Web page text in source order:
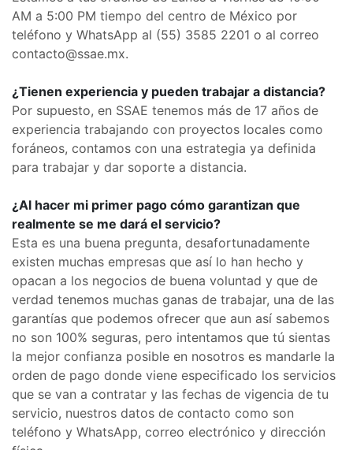
AM a 5:00 PM tiempo del centro de México por
teléfono y WhatsApp al (55) 3585 2201 o al correo
contacto@ssae.mx.
¿Tienen experiencia y pueden trabajar a distancia?
Por supuesto, en SSAE tenemos más de 17 años de
experiencia trabajando con proyectos locales como
foráneos, contamos con una estrategia ya definida
para trabajar y dar soporte a distancia.
¿Al hacer mi primer pago cómo garantizan que
realmente se me dará el servicio?
Esta es una buena pregunta, desafortunadamente
existen muchas empresas que así lo han hecho y
opacan a los negocios de buena voluntad y que de
verdad tenemos muchas ganas de trabajar, una de las
garantías que podemos ofrecer que aun así sabemos
no son 100% seguras, pero intentamos que tú sientas
la mejor confianza posible en nosotros es mandarle la
orden de pago donde viene especificado los servicios
que se van a contratar y las fechas de vigencia de tu
servicio, nuestros datos de contacto como son
teléfono y WhatsApp, correo electrónico y dirección